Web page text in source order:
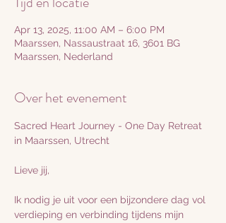
Apr 13, 2025, 11:00 AM – 6:00 PM
Maarssen, Nassaustraat 16, 3601 BG
Maarssen, Nederland
Over het evenement
Sacred Heart Journey - One Day Retreat
in Maarssen, Utrecht
Lieve jij,
Ik nodig je uit voor een bijzondere dag vol
verdieping en verbinding tijdens mijn